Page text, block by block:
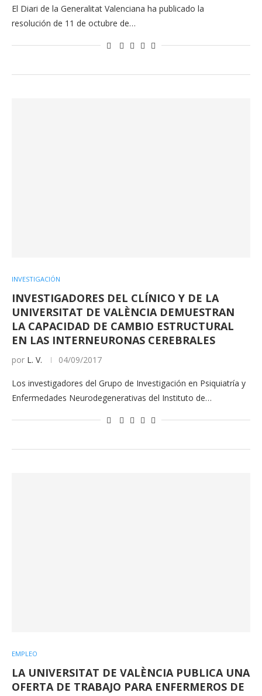
El Diari de la Generalitat Valenciana ha publicado la
resolución de 11 de octubre de…
INVESTIGACIÓN
INVESTIGADORES DEL CLÍNICO Y DE LA
UNIVERSITAT DE VALÈNCIA DEMUESTRAN
LA CAPACIDAD DE CAMBIO ESTRUCTURAL
EN LAS INTERNEURONAS CEREBRALES
por L. V. 04/09/2017
Los investigadores del Grupo de Investigación en Psiquiatría y
Enfermedades Neurodegenerativas del Instituto de…
EMPLEO
LA UNIVERSITAT DE VALÈNCIA PUBLICA UNA
OFERTA DE TRABAJO PARA ENFERMEROS DE